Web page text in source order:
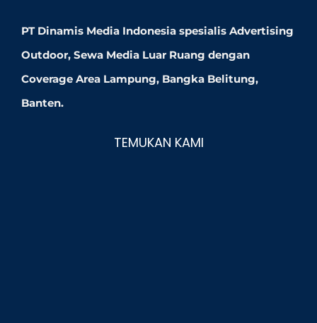
PT Dinamis Media Indonesia spesialis Advertising
Outdoor, Sewa Media Luar Ruang dengan
Coverage Area Lampung, Bangka Belitung,
Banten.
TEMUKAN KAMI